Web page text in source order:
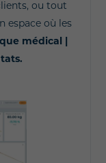
ou tout
espace où les
médical |